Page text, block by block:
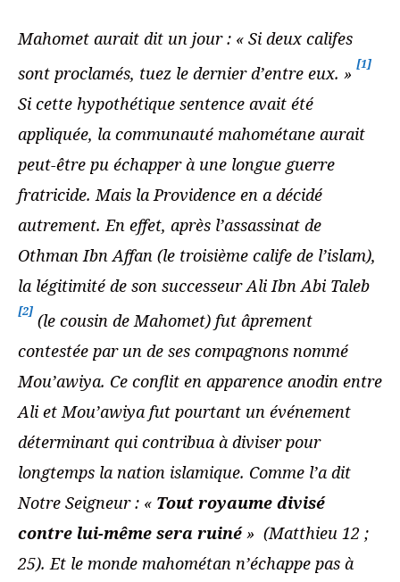
Mahomet aurait dit un jour : « Si deux califes
sont proclamés, tuez le dernier d’entre eux. » [1]
Si cette hypothétique sentence avait été
appliquée, la communauté mahométane aurait
peut-être pu échapper à une longue guerre
fratricide. Mais la Providence en a décidé
autrement. En effet, après l’assassinat de
Othman Ibn Affan (le troisième calife de l’islam),
la légitimité de son successeur Ali Ibn Abi Taleb
[2] (le cousin de Mahomet) fut âprement
contestée par un de ses compagnons nommé
Mou’awiya. Ce conflit en apparence anodin entre
Ali et Mou’awiya fut pourtant un événement
déterminant qui contribua à diviser pour
longtemps la nation islamique. Comme l’a dit
Notre Seigneur : « Tout royaume divisé
contre lui-même sera ruiné» (Matthieu 12 ;
25). Et le monde mahométan n’échappe pas à